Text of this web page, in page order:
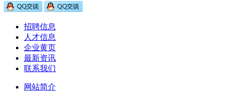
招聘信息
人才信息
企业黄页
最新资讯
联系我们
网站简介